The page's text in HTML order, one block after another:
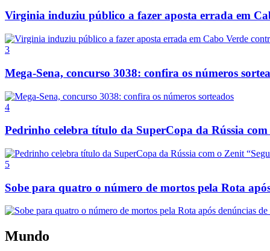
Virginia induziu público a fazer aposta errada em
3
Mega-Sena, concurso 3038: confira os números
4
Pedrinho celebra título da SuperCopa da Rússia
5
Sobe para quatro o número de mortos pela Rota
Mundo